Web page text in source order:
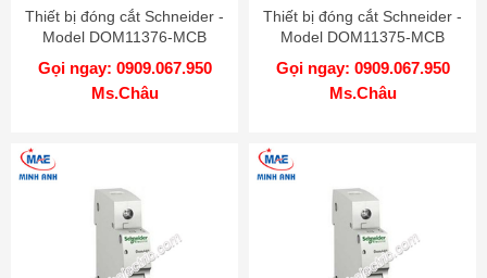
Thiết bị đóng cắt Schneider -
Model DOM11376-MCB
Gọi ngay: 0909.067.950
Ms.Châu
Thiết bị đóng cắt Schneider -
Model DOM11375-MCB
Gọi ngay: 0909.067.950
Ms.Châu